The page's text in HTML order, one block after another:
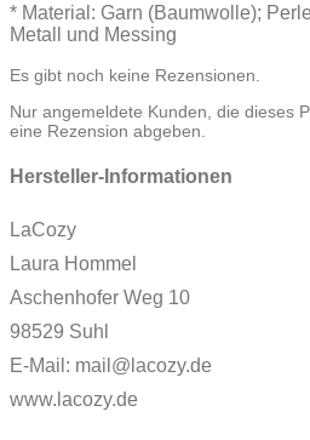
* Material: Garn (Baumwolle);
Metall und Messing
Es gibt noch keine Rezensionen.
Nur angemeldete Kunden, die dieses
eine Rezension abgeben.
Hersteller-Informationen
LaCozy
Laura Hommel
Aschenhofer Weg 10
98529 Suhl
E-Mail: mail@lacozy.de
www.lacozy.de